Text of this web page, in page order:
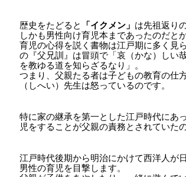
歴史をたどると 「イクメン」 は先祖返り
しかも男性向け育児本まであったのだとか
育児の心得を説く書物は江戸期に多く見
の『父兄訓』は冒頭で「哀（かな）しい
を教ゆる道を知らざるなり」。
つまり、父親たる者は子どもの教育の仕
（しへい）先生は怒っているのです。
特に家の継承を第一とした江戸時代にあ
児をすることが父親の責務とされていたの
江戸時代後期から明治にかけて西洋人が
男性の育児を目撃します。